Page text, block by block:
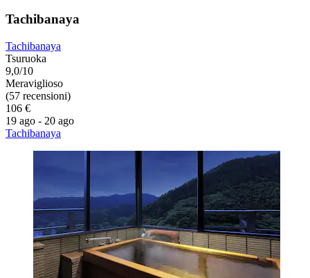
Tachibanaya
Tachibanaya
Tsuruoka
9,0/10
Meraviglioso
(57 recensioni)
106 €
19 ago - 20 ago
Tachibanaya